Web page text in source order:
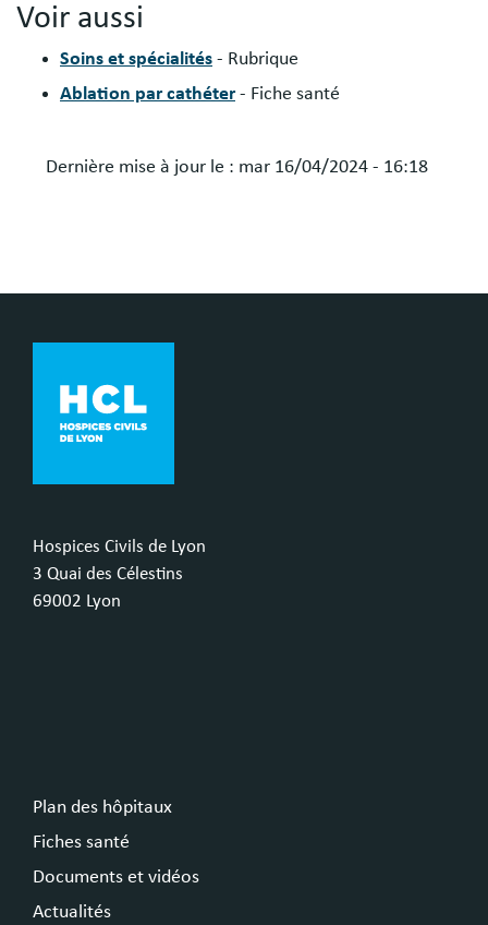
Voir aussi
Soins et spécialités - Rubrique
Ablation par cathéter - Fiche santé
Dernière mise à jour le : mar 16/04/2024 - 16:18
Hospices Civils de Lyon
3 Quai des Célestins
69002 Lyon
Plan des hôpitaux
Fiches santé
Documents et vidéos
Actualités